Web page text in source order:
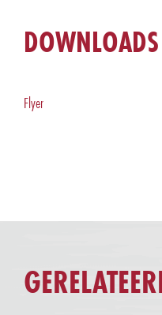
DOWNLOADS
Flyer